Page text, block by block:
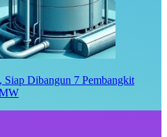
Dibangun 7 Pembangkit